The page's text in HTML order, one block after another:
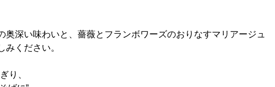
奥深い味わいと、薔薇とフランボワーズのおりなすマリアージュ
みください。
り、